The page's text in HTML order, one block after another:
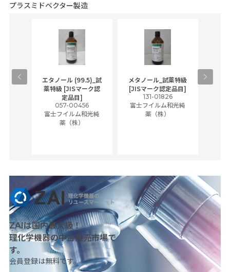
プラスミドベクター製造
エタノール (99.5)_試
薬特級 [JISマーク認
定品目]
057-00456
富士フイルム和光純
薬（株）
メタノール_試薬特級
[JISマーク認定品目]
131-01826
富士フイルム和光純
薬（株）
ZAIは国内最大級！
理化学機器の中古販売市場で
す。
会員登録は無料です。